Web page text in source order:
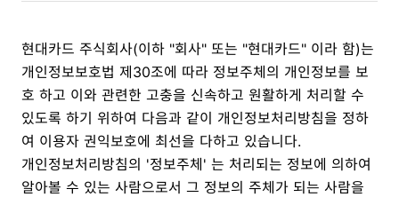
현대카드 주식회사(이하 "회사" 또는 "현대카드" 이라 함)는
개인정보보호법 제30조에 따라 정보주체의 개인정보를 보
호 하고 이와 관련한 고충을 신속하고 원활하게 처리할 수
있도록 하기 위하여 다음과 같이 개인정보처리방침을 정하
여 이용자 권익보호에 최선을 다하고 있습니다.
개인정보처리방침의 '정보주체' 는 처리되는 정보에 의하여
알아볼 수 있는 사람으로서 그 정보의 주체가 되는 사람을